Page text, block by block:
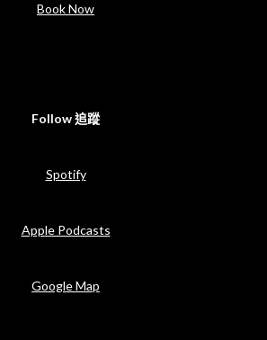
Book Now
Follow 追蹤
Spotify
Apple Podcasts
Google Map